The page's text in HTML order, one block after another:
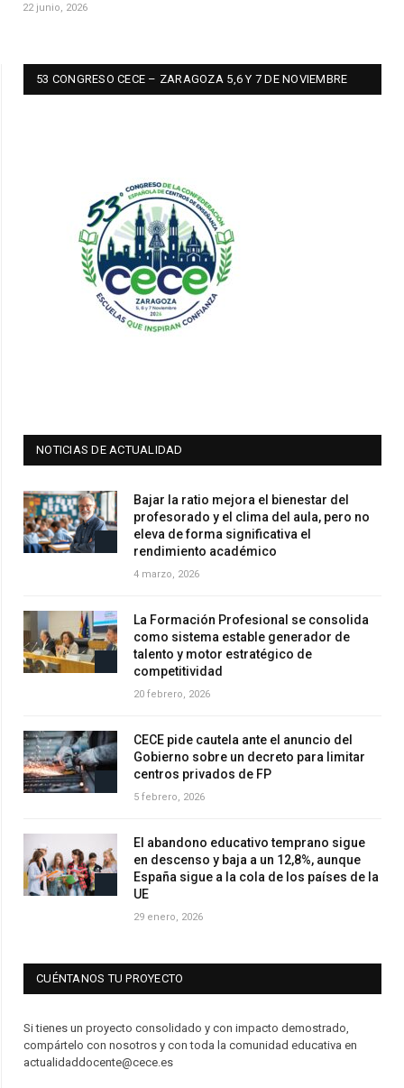
22 junio, 2026
53 CONGRESO CECE – ZARAGOZA 5,6 Y 7 DE NOVIEMBRE
NOTICIAS DE ACTUALIDAD
Bajar la ratio mejora el bienestar del
profesorado y el clima del aula, pero no
eleva de forma significativa el
rendimiento académico
4 marzo, 2026
La Formación Profesional se consolida
como sistema estable generador de
talento y motor estratégico de
competitividad
20 febrero, 2026
CECE pide cautela ante el anuncio del
Gobierno sobre un decreto para limitar
centros privados de FP
5 febrero, 2026
El abandono educativo temprano sigue
en descenso y baja a un 12,8%, aunque
España sigue a la cola de los países de la
UE
29 enero, 2026
CUÉNTANOS TU PROYECTO
Si tienes un proyecto consolidado y con impacto demostrado,
compártelo con nosotros y con toda la comunidad educativa en
actualidaddocente@cece.es